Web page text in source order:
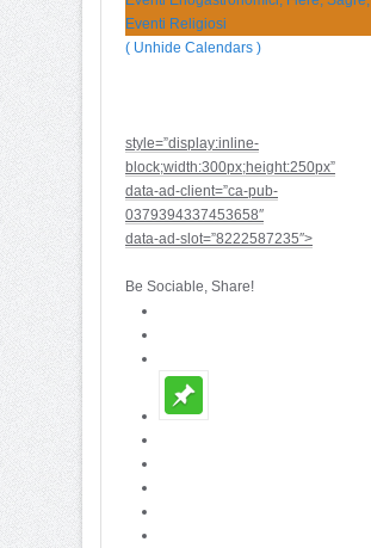
Eventi Religiosi
( Unhide Calendars )
style=”display:inline-
block;width:300px;height:250px”
data-ad-client=”ca-pub-
0379394337453658″
data-ad-slot=”8222587235″>
Be Sociable, Share!